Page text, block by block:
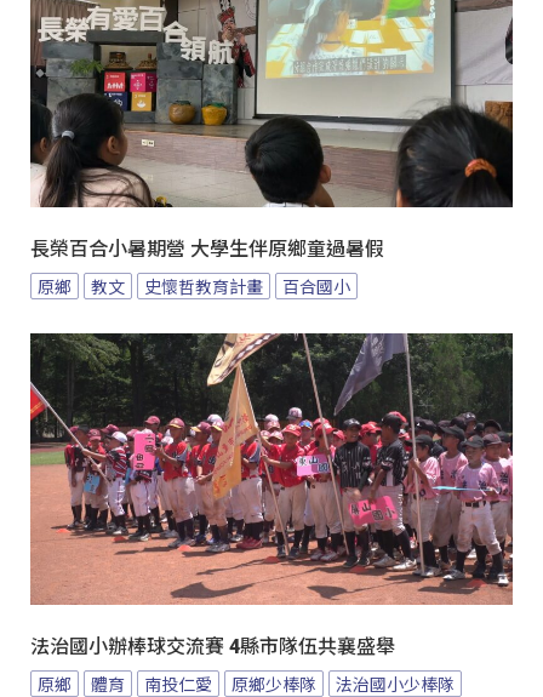
長榮百合小暑期營 大學生伴原鄉童過暑假
原鄉 教文 史懷哲教育計畫 百合國小
法治國小辦棒球交流賽 4縣市隊伍共襄盛舉
原鄉 體育 南投仁愛 原鄉少棒隊 法治國小少棒隊